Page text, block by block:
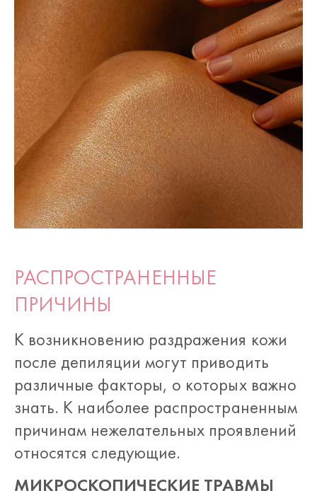
РАСПРОСТРАНЕННЫЕ
ПРИЧИНЫ
К возникновению раздражения кожи
после депиляции могут приводить
различные факторы, о которых важно
знать. К наиболее распространенным
причинам нежелательных проявлений
относятся следующие.
МИКРОСКОПИЧЕСКИЕ ТРАВМЫ